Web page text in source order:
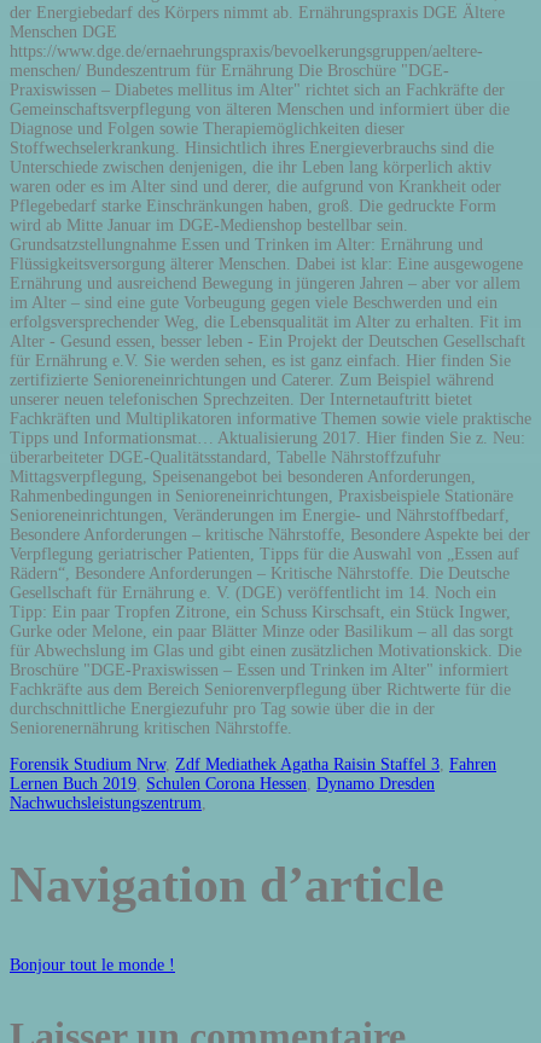
Forensik Studium Nrw, Zdf Mediathek Agatha Raisin Staffel 3, Fahren
Lernen Buch 2019, Schulen Corona Hessen, Dynamo Dresden
Nachwuchsleistungszentrum,
Navigation d’article
Bonjour tout le monde !